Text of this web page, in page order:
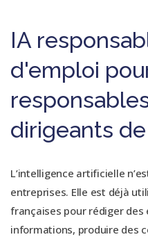
IA
d'emploi
dirigeants
L’intelligence artificielle
entreprises. Elle est déjà
françaises pour rédiger des
informations, produire des